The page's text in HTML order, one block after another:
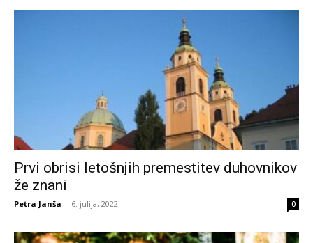
Prvi obrisi letošnjih premestitev duhovnikov
že znani
Petra Janša - 6. julija, 2022 0